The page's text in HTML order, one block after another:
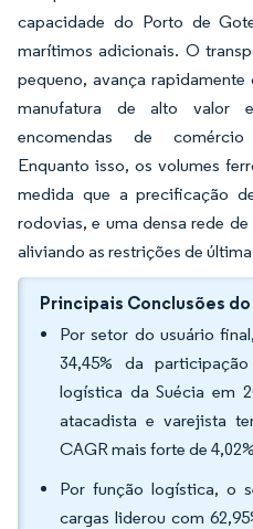
capacidade do Porto de
marítimos adicionais. O
pequeno, avança
manufatura de alto valor
encomendas de comércio
Enquanto isso, os volumes
medida que a precificação
rodovias, e uma densa rede
aliviando as restrições de
Principais Conclusões
Por setor do usuário
34,45% da
logística da Suécia em
atacadista e varejista
CAGR mais forte de
Por função logística, o
cargas liderou com